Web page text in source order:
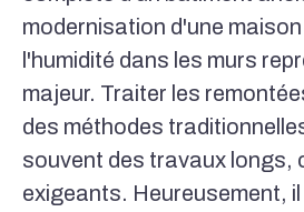
modernisation d'une
l'humidité dans les murs
majeur. Traiter les
des méthodes
souvent des travaux longs,
exigeants. Heureusement,